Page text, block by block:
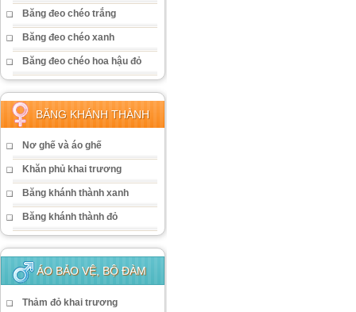
Băng đeo chéo trắng
Băng đeo chéo xanh
Băng đeo chéo hoa hậu đỏ
BĂNG KHÁNH THÀNH
Nơ ghế và áo ghế
Khăn phủ khai trương
Băng khánh thành xanh
Băng khánh thành đỏ
ÁO BẢO VỆ, BỘ ĐÀM
Thảm đỏ khai trương